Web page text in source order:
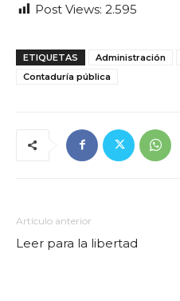
Post Views: 2.595
ETIQUETAS Administración
Contaduría pública
Artículo anterior
Leer para la libertad